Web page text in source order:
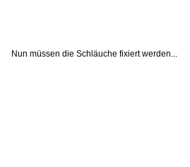
Nun müssen die Schläuche fixiert werden...